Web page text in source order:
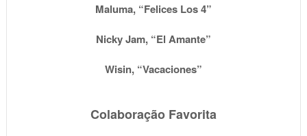
Maluma, “Felices Los 4”
Nicky Jam, “El Amante”
Wisin, “Vacaciones”
Colaboração Favorita